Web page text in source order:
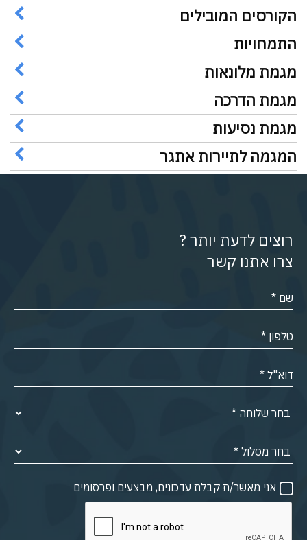
הקורסים המובילים
התמחויות
מגמת מלונאות
מגמת הדרכה
מגמת נסיעות
המגמה לתיירות אתגר
רוצים לדעת יותר ?
צרו אתנו קשר
אני מאשר/ת קבלת עדכונים, מבצעים ופרסומים